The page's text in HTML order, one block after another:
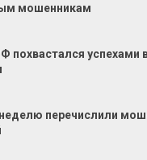
мошенникам
похвастался успехами
перечислили